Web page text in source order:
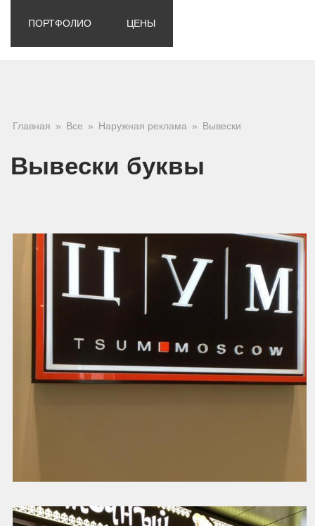
ПОРТФОЛИО ЦЕНЫ
Вы здесь
Главная » Все » Наружная реклама » Вывески
Вывески буквы